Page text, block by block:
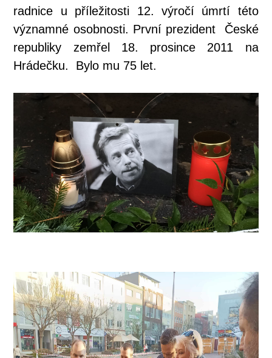
radnice u příležitosti 12. výročí úmrtí této
významné osobnosti. První prezident České
republiky zemřel 18. prosince 2011 na
Hrádečku. Bylo mu 75 let.